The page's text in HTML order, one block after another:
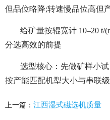
但品位略降;转速慢品位高但
给矿量按辊宽计 10–20 t/
分选高效的前提
选型核心：先做矿样小
按产能匹配机型大小与串联级
上一篇： 江西湿式磁选机质量